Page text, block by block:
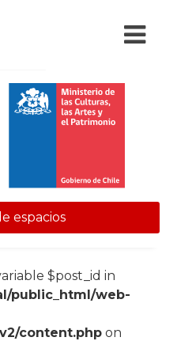
espacios
$post_id in
public_html/web-
content.phpon